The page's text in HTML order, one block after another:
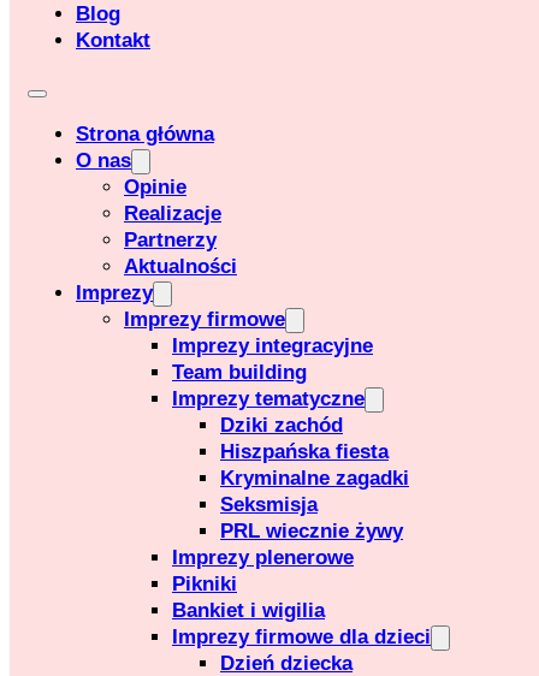
Blog
Kontakt
Strona główna
O nas
Opinie
Realizacje
Partnerzy
Aktualności
Imprezy
Imprezy firmowe
Imprezy integracyjne
Team building
Imprezy tematyczne
Dziki zachód
Hiszpańska fiesta
Kryminalne zagadki
Seksmisja
PRL wiecznie żywy
Imprezy plenerowe
Pikniki
Bankiet i wigilia
Imprezy firmowe dla dzieci
Dzień dziecka